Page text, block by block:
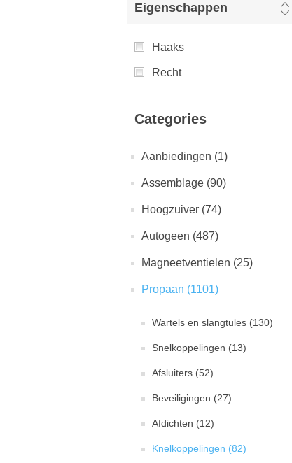
Eigenschappen
Haaks
Recht
Categories
Aanbiedingen (1)
Assemblage (90)
Hoogzuiver (74)
Autogeen (487)
Magneetventielen (25)
Propaan (1101)
Wartels en slangtules (130)
Snelkoppelingen (13)
Afsluiters (52)
Beveiligingen (27)
Afdichten (12)
Knelkoppelingen (82)